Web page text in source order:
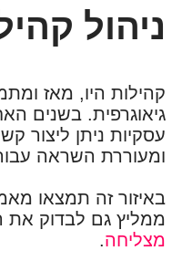
ניהול
קהילות היו, מאז
גיאוגרפית. בשנים
עסקיות ניתן ליצור
ומעוררת השראה
באיזור זה תמצאו
ממליץ גם לבדוק את
מצליחה.